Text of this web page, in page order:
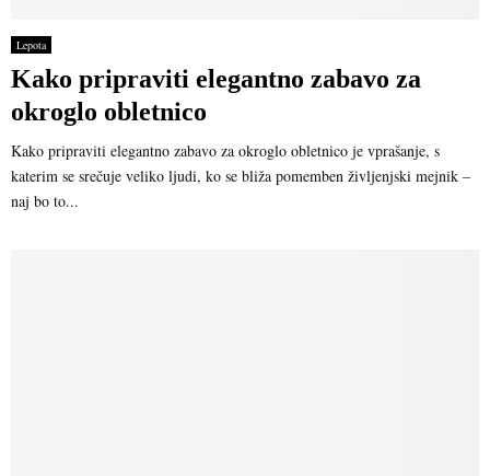
Lepota
Kako pripraviti elegantno zabavo za
okroglo obletnico
Kako pripraviti elegantno zabavo za okroglo obletnico je vprašanje, s
katerim se srečuje veliko ljudi, ko se bliža pomemben življenjski mejnik –
naj bo to...